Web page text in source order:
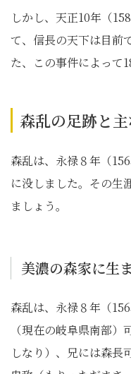
しかし、天正10年（
て、信長の天下は目前
た、この事件によって
森乱の足跡と
森乱は、永禄８年（
に没しました。その生
ましょう。
美濃の森家に生
森乱は、永禄８年（
（現在の岐阜県南部
しなり）、兄には森長